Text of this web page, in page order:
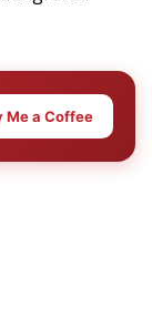
Me a Coffee